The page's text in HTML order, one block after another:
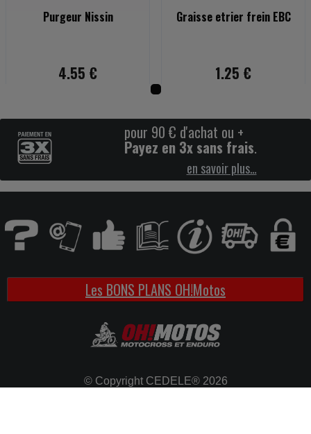
Purgeur Nissin
4.55 €
Graisse etrier frein EBC
1.25 €
pour 90 € d'achat ou +
Payez en 3x sans frais.
en savoir plus…
Les BONS PLANS OH!Motos
© Copyright CEDELE® 2026